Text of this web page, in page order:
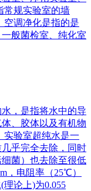
常规实验室的墙
空调净化是指的是
般菌检室、纯化室
，是指将水中的导
、胶体以及有机物
验室超纯水是一
乎完全去除，同时
菌）也去除至很低
，电阻率（25℃）
理论上)为0.055